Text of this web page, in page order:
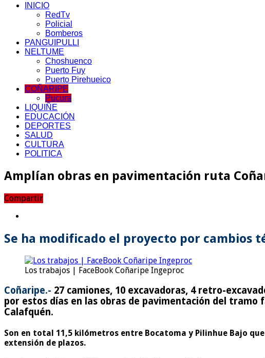
INICIO
RedTv
Policial
Bomberos
PANGUIPULLI
NELTUME
Choshuenco
Puerto Fuy
Puerto Pirehueico
COÑARIPE
Pucura
LIQUIÑE
EDUCACIÓN
DEPORTES
SALUD
CULTURA
POLITICA
Amplían obras en pavimentación ruta
Compartir
Se ha modificado el proyecto por cambios
Los trabajos | FaceBook Coñaripe Ingeproc
Coñaripe.- 27 camiones, 10 excavadoras, 4 retro-
por estos días en las obras de pavimentación del
Calafquén.
Son en total 11,5 kilómetros entre Bocatoma y Pilinhue Bajo
extensión de plazos.